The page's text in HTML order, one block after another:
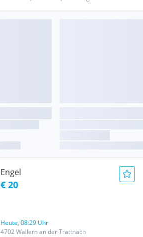
Engel
€ 20
Heute, 08:29 Uhr
4702 Wallern an der Trattnach